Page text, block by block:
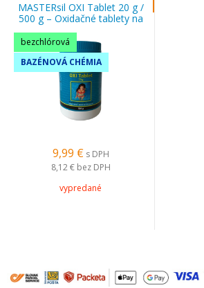
MASTERsil OXI Tablet 20 g /
500 g – Oxidačné tablety na
úpravu bazénovej vody
bezchlórová
BAZÉNOVÁ CHÉMIA
9,99 € s DPH
8,12 € bez DPH
vypredané